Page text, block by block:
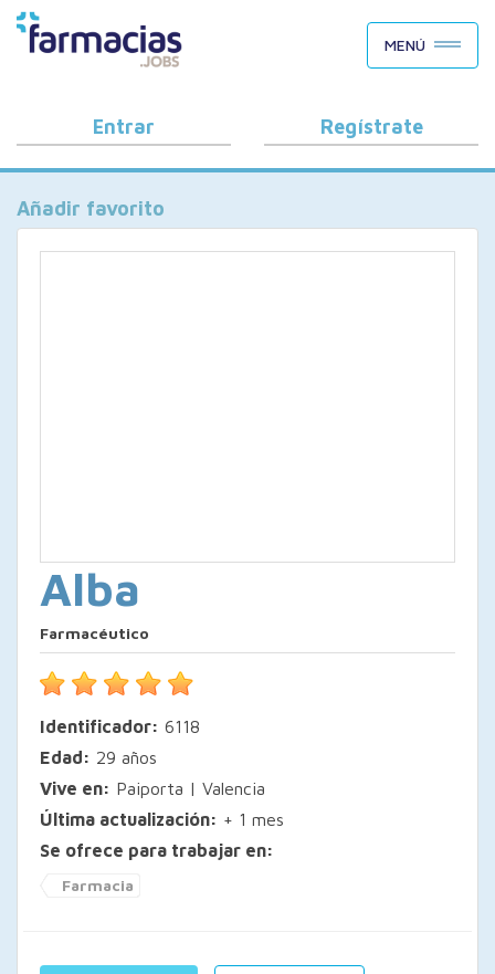
BUSCAR CANDIDATOS
OFERTAS DE EMPLEO
COMO FUNCIONA
PORQUÉ FARMACIAS.JOBS
BLOG
MENÚ
Entrar Regístrate
Añadir favorito
Alba
Farmacéutico
Identificador: 6118
Edad: 29 años
Vive en: Paiporta | Valencia
Última actualización: + 1 mes
Se ofrece para trabajar en:
Farmacia